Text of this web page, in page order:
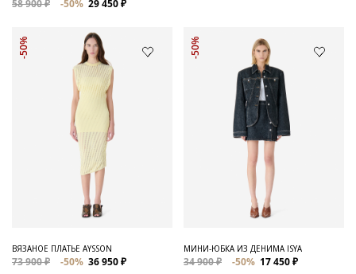
58 900 ₽ -50% 29 450 ₽
-50%
ВЯЗАНОЕ ПЛАТЬЕ AYSSON
73 900 ₽ -50% 36 950 ₽
-50%
МИНИ-ЮБКА ИЗ ДЕНИМА ISYA
34 900 ₽ -50% 17 450 ₽